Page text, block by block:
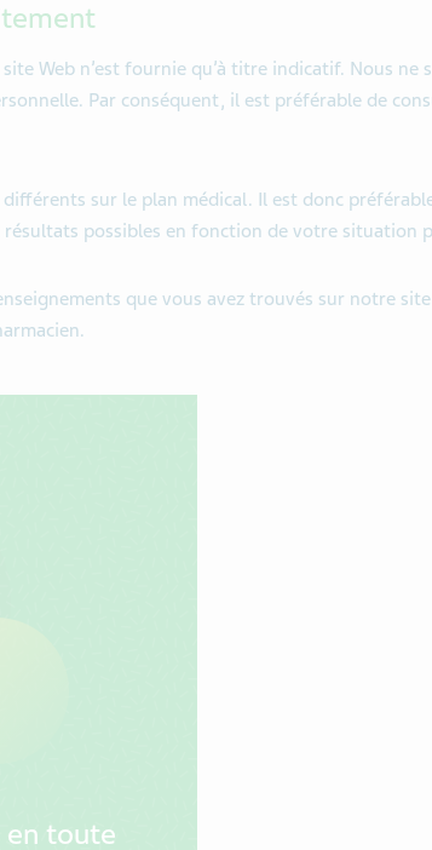
Web n’est fournie qu’à titre indicatif. Nous ne
Par conséquent, il est préférable de
sur le plan médical. Il est donc
possibles en fonction de votre situation
que vous avez trouvés sur notre
en toute